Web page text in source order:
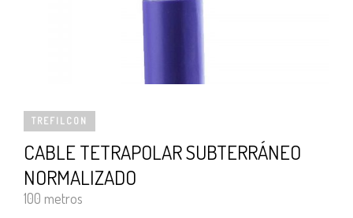
TREFILCON
CABLE TETRAPOLAR SUBTERRÁNEO
NORMALIZADO
100 metros